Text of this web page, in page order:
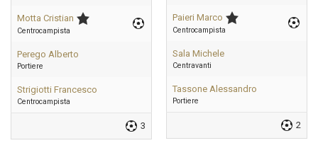
Motta Cristian
Centrocampista
Perego Alberto
Portiere
Strigiotti Francesco
Centrocampista
3
Paieri Marco
Centrocampista
Sala Michele
Centravanti
Tassone Alessandro
Portiere
2